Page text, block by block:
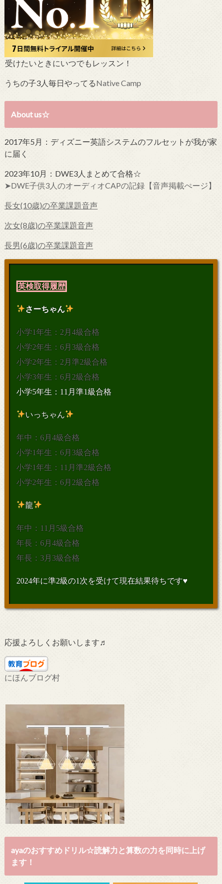
受けたいときにいつでもレッスン！
うちの子3人毎日やってるNative Camp
About us☆
2017年5月：ディズニー英語システムのフルセットが我が家
に届く
2023年10月：DWE3人まとめて合格☆
➤DWE子供3人のオーディオCAPの記録【音声掲載ぺージ】
長女(10歳)の卒業課題音声
次女(8歳)の卒業課題音声
長男(6歳)の卒業課題音声
英検取得履歴
さーちゃん
小学1年生：2月4級合格
小学2年生：6月3級合格
小学2年生：2月準2級合格
小学3年生：6月2級合格
小学5年生：11月準1級合格
いっちゃん
年中：6月4級合格
小学1年生：6月3級合格
小学1年生：11月準2級合格
小学2年生：6月2級合格
龍
年中：11月5級合格
年長：6月4級合格
年長：3月3級合格
2024年に準2級の1次を受けて現在結果待ちです♥
応援よろしくお願いします♬
にほんブログ村
ayaのおすすめドリル☆読解力と算数の力を同時に上げ
ます！